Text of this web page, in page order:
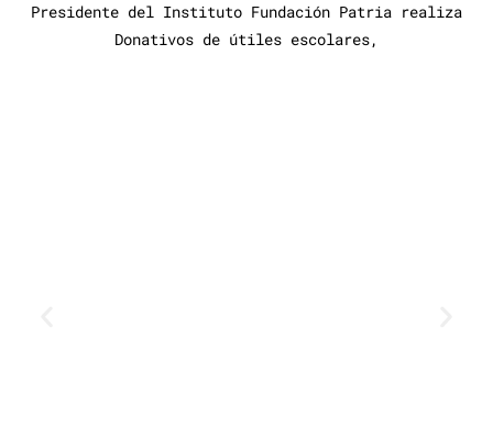
Presidente del Instituto Fundación Patria realiza
Donativos de útiles escolares,